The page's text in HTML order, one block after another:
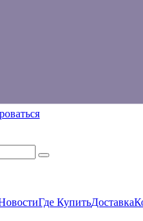
Где КупитьДоставка